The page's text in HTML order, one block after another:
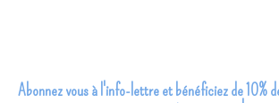
Abonnez vous à l'info-lettre et bénéficiez de 10%